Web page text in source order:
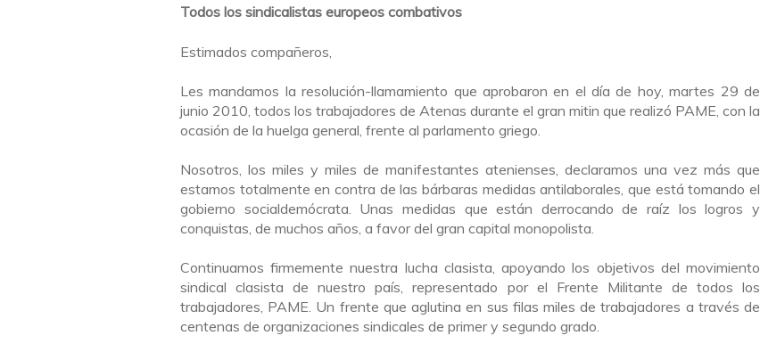
Todos los sindicalistas europeos combativos
Estimados compañeros,
Les mandamos la resolución-llamamiento que aprobaron en el día de hoy, martes 29 de
junio 2010, todos los trabajadores de Atenas durante el gran mitin que realizó PAME, con la
ocasión de la huelga general, frente al parlamento griego.
Nosotros, los miles y miles de manifestantes atenienses, declaramos una vez más que
estamos totalmente en contra de las bárbaras medidas antilaborales, que está tomando el
gobierno socialdemócrata. Unas medidas que están derrocando de raíz los logros y
conquistas, de muchos años, a favor del gran capital monopolista.
Continuamos firmemente nuestra lucha clasista, apoyando los objetivos del movimiento
sindical clasista de nuestro país, representado por el Frente Militante de todos los
trabajadores, PAME. Un frente que aglutina en sus filas miles de trabajadores a través de
centenas de organizaciones sindicales de primer y segundo grado.